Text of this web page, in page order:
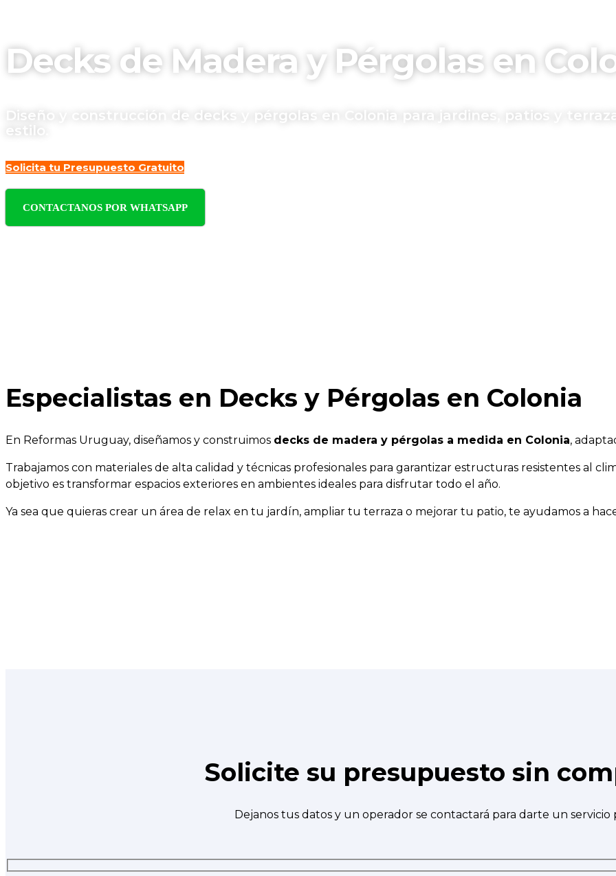
Decks de Madera y Pérgolas en
Diseño y construcción de decks y pérgolas en Colonia para jardines, patios y
estilo.
Solicita tu Presupuesto Gratuito
CONTACTANOS POR WHATSAPP
Especialistas en Decks y Pérgolas en Colonia
En Reformas Uruguay, diseñamos y construimos decks de madera y pérgolas a medida en Colonia,
Trabajamos con materiales de alta calidad y técnicas profesionales para garantizar estructuras resistentes al
objetivo es transformar espacios exteriores en ambientes ideales para disfrutar todo el año.
Ya sea que quieras crear un área de relax en tu jardín, ampliar tu terraza o mejorar tu patio, te ayudamos a
Solicite su presupuesto sin
Dejanos tus datos y un operador se contactará para darte un servicio